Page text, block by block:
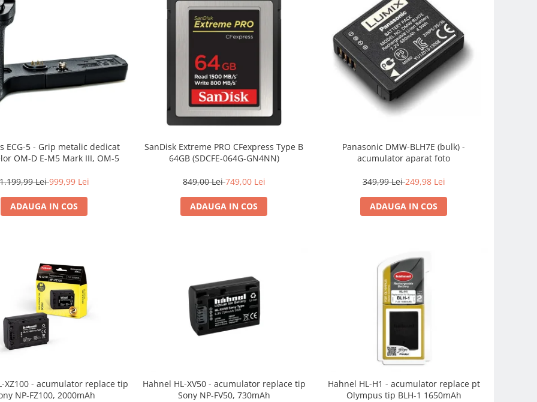
ECG-5 - Grip metalic dedicat
OM-D E-M5 Mark III, OM-5
1.199,99 Lei999,99 Lei
ADAUGA IN COS
SanDisk Extreme PRO CFexpress Type B
64GB (SDCFE-064G-GN4NN)
849,00 Lei749,00 Lei
ADAUGA IN COS
Panasonic DMW-BLH7E (bulk) -
acumulator aparat foto
349,99 Lei249,98 Lei
ADAUGA IN COS
XZ100 - acumulator replace tip
NP-FZ100, 2000mAh
Hahnel HL-XV50 - acumulator replace tip
Sony NP-FV50, 730mAh
Hahnel HL-H1 - acumulator replace pt
Olympus tip BLH-1 1650mAh